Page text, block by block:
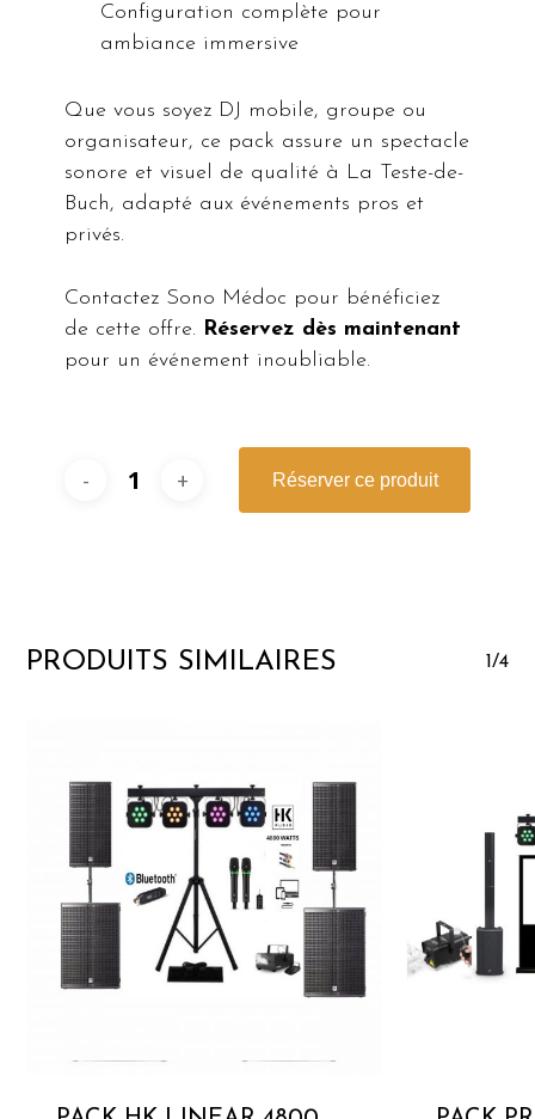
Configuration complète pour
ambiance immersive
Que vous soyez DJ mobile, groupe ou
organisateur, ce pack assure un spectacle
sonore et visuel de qualité à La Teste-de-
Buch, adapté aux événements pros et
privés.
Contactez Sono Médoc pour bénéficiez
de cette offre. Réservez dès maintenant
pour un événement inoubliable.
Réserver ce produit
PRODUITS SIMILAIRES 1/4